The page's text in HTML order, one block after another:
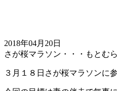
2018年04月20日
さが桜マラソン・・・もとむ
３月１８日さが桜マラソンに